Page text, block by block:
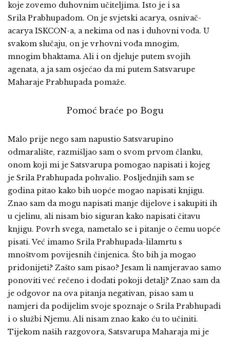
koje zovemo duhovnim učiteljima. Isto je i sa
Srila Prabhupadom. On je svjetski acarya, osnivač-
acarya ISKCON-a, a nekima od nas i duhovni vođa. U
svakom slučaju, on je vrhovni vođa mnogim,
mnogim bhaktama. Ali i on djeluje putem svojih
agenata, a ja sam osjećao da mi putem Satsvarupe
Maharaje Prabhupada pomaže.
Pomoć braće po Bogu
Malo prije nego sam napustio Satsvarupino
odmaralište, razmišljao sam o svom prvom članku,
onom koji mi je Satsvarupa pomogao napisati i kojeg
je Srila Prabhupada pohvalio. Posljednjih sam se
godina pitao kako bih uopće mogao napisati knjigu.
Znao sam da mogu napisati manje dijelove i sakupiti ih
u cjelinu, ali nisam bio siguran kako napisati čitavu
knjigu. Povrh svega, nametalo se i pitanje o čemu uopće
pisati. Već imamo Srila Prabhupada-lilamrtu s
mnoštvom povijesnih činjenica. Što bih ja mogao
pridonijeti? Zašto sam pisao? Jesam li namjeravao samo
ponoviti već rečeno i dodati pokoji detalj? Znao sam da
je odgovor na ova pitanja negativan, pisao sam u
namjeri da podijelim svoje spoznaje o Srila Prabhupadi
i o službi Njemu. Ali nisam znao kako ću to učiniti.
Tijekom naših razgovora, Satsvarupa Maharaja mi je